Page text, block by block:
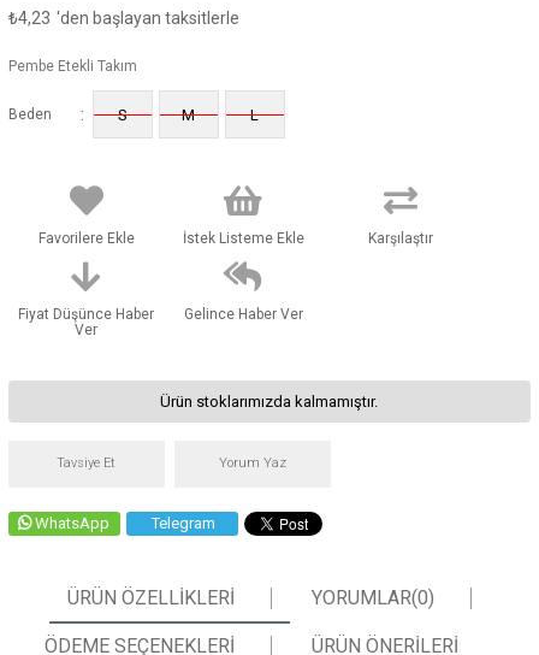
₺4,23 'den başlayan taksitlerle
Pembe Etekli Takım
Beden : S M L
Favorilere Ekle İstek Listeme Ekle Karşılaştır
Fiyat Düşünce Haber
Ver
Gelince Haber Ver
Ürün stoklarımızda kalmamıştır.
Tavsiye Et Yorum Yaz
WhatsApp Telegram
ÜRÜN ÖZELLIKLERI YORUMLAR(0)
ÖDEME SEÇENEKLERI ÜRÜN ÖNERILERI